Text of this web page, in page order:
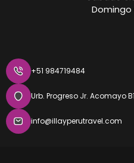
Domingo
+51 984719484
Urb. Progreso Jr. Acomayo
info@illayperutravel.com